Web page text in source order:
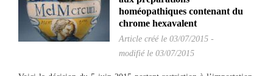
homéopathiques contenant du
chrome hexavalent
Article créé le 03/07/2015 -
modifié le 03/07/2015